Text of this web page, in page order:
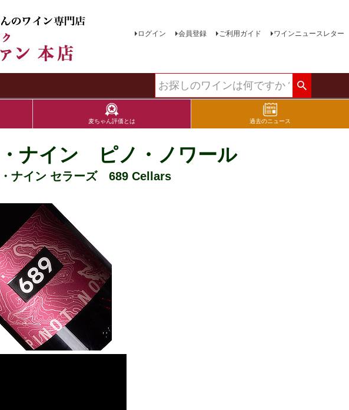
ログイン 会員登録 ご利用ガイド ワインニュースレター
麦ちゃん評価とは 過去のニュース
ナイン ピノ・ノワール
・ナイン セラーズ 689 Cellars